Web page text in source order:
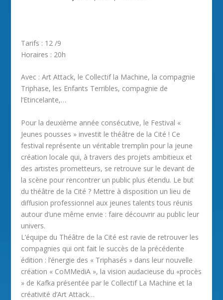
Tarifs : 12 /9
Horaires : 20h
Avec : Art Attack, le Collectif la Machine, la compagnie
Triphase, les Enfants Terribles, compagnie de
l’Etincelante,…
Pour la deuxième année consécutive, le Festival «
Jeunes pousses » investit le théâtre de la Cité ! Ce
festival représente un véritable tremplin pour la jeune
création locale qui, à travers des projets ambitieux et
des artistes prometteurs, se retrouve sur le devant de
la scène pour rencontrer un public plus étendu. Le but
du théâtre de la Cité ? Mettre à disposition un lieu de
diffusion professionnel aux jeunes talents tous réunis
autour d’une même envie : faire découvrir au public leur
univers.
L’équipe du Théâtre de la Cité est ravie de retrouver les
compagnies qui ont fait le succès de la précédente
édition : l’énergie des « Triphasés » dans leur nouvelle
création « CoMMediA », la vision audacieuse du «procès
» de Kafka présentée par le Collectif La Machine et la
créativité d’Art Attack…